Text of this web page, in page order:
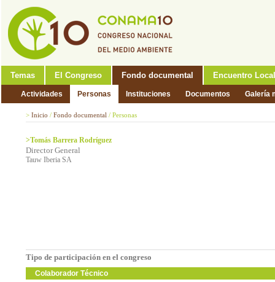
Temas El Congreso Fondo documental Encuentro Local
Actividades Personas Instituciones Documentos Galería
> Inicio / Fondo documental / Personas
>Tomás Barrera Rodríguez
Director General
Tauw Iberia SA
Tipo de participación en el congreso
Colaborador Técnico